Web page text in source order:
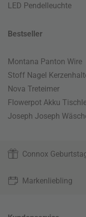
LED Pendelleuchte
Bestseller
Montana Panton Wire
Stoff Nagel
Nova Treteimer
Flowerpot Akku
Joseph Joseph
Connox
Markenliebling